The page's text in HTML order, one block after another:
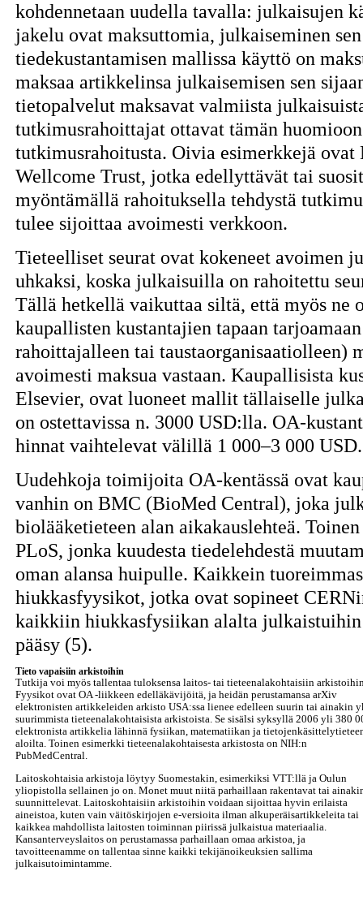
kohdennetaan uudella tavalla: julkaisujen
jakelu ovat maksuttomia, julkaiseminen
tiedekustantamisen mallissa käyttö on
maksaa artikkelinsa julkaisemisen sen
tietopalvelut maksavat valmiista
tutkimusrahoittajat ottavat tämän huomioon
tutkimusrahoitusta. Oivia esimerkkejä
Wellcome Trust, jotka edellyttävät tai
myöntämällä rahoituksella tehdystä
tulee sijoittaa avoimesti verkkoon.
Tieteelliset seurat ovat kokeneet avoimen
uhkaksi, koska julkaisuilla on rahoitettu
Tällä hetkellä vaikuttaa siltä, että myös ne
kaupallisten kustantajien tapaan
rahoittajalleen tai taustaorganisaatiolleen)
avoimesti maksua vastaan. Kaupallisista
Elsevier, ovat luoneet mallit tällaiselle
on ostettavissa n. 3000 USD:lla. OA-
hinnat vaihtelevat välillä 1 000–3 000 USD.
Uudehkoja toimijoita OA-kentässä ovat
vanhin on BMC (BioMed Central), joka
biolääketieteen alan aikakauslehteä.
PLoS, jonka kuudesta tiedelehdestä
oman alansa huipulle. Kaikkein
hiukkasfyysikot, jotka ovat sopineet
kaikkiin hiukkasfysiikan alalta
pääsy (5).
Tieto vapaisiin arkistoihin
Tutkija voi myös tallentaa tuloksensa laitos- tai tieteenalakohtaisiin
Fyysikot ovat OA -liikkeen edelläkävijöitä, ja heidän perustamansa arXiv
elektronisten artikkeleiden arkisto USA:ssa lienee edelleen suurin tai ainakin
suurimmista tieteenalakohtaisista arkistoista. Se sisälsi syksyllä 2006 yli 380
elektronista artikkelia lähinnä fysiikan, matematiikan ja
aloilta. Toinen esimerkki tieteenalakohtaisesta arkistosta on NIH:n
PubMedCentral.
Laitoskohtaisia arkistoja löytyy Suomestakin, esimerkiksi VTT:llä ja Oulun
yliopistolla sellainen jo on. Monet muut niitä parhaillaan rakentavat tai
suunnittelevat. Laitoskohtaisiin arkistoihin voidaan sijoittaa hyvin erilaista
aineistoa, kuten vain väitöskirjojen e-versioita ilman alkuperäisartikkeleita tai
kaikkea mahdollista laitosten toiminnan piirissä julkaistua materiaalia.
Kansanterveyslaitos on perustamassa parhaillaan omaa arkistoa, ja
tavoitteenamme on tallentaa sinne kaikki tekijänoikeuksien sallima
julkaisutoimintamme.